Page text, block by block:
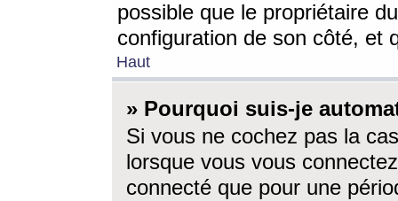
possible que le propriétaire
configuration de son côté, et
Haut
» Pourquoi suis-je
Si vous ne cochez pas la
lorsque vous vous
connecté que pour une